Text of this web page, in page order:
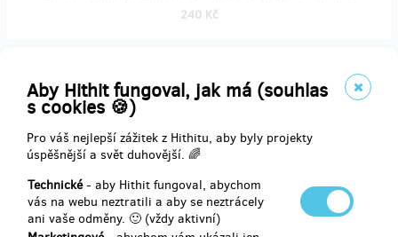
Aby Hithit fungoval, jak má (souhlas
s cookies 🍪)
Pro váš nejlepší zážitek z Hithitu, aby byly projekty
úspěšnější a svět duhovější. 🌈
Technické- aby Hithit fungoval, abychom
vás na webu neztratili a aby se neztrácely
ani vaše odměny. 🙂 (vždy aktivní)
240 Kč
prodáno 31
Průvodce na adresu
Po vytištění průvodce Vám ho co nejdříve odešleme poštou nebo
Poštovné/zásilkovné po ČR v ceně.